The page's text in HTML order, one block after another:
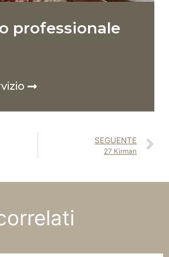
professionale
SEGUENTE
27 Kirman